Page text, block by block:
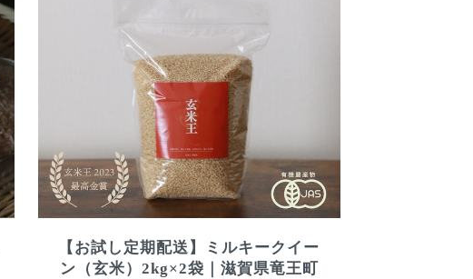
【お試し定期配送】ミルキークイー
ン（玄米）2kg×2袋｜滋賀県竜王町